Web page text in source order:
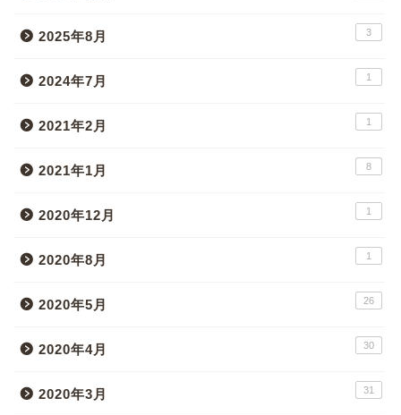
2025年8月 3
2024年7月 1
2021年2月 1
2021年1月 8
2020年12月 1
2020年8月 1
2020年5月 26
2020年4月 30
2020年3月 31